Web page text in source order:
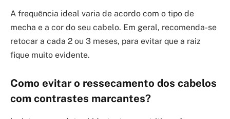
A frequência ideal varia de acordo com o tipo de
mecha e a cor do seu cabelo. Em geral, recomenda-se
retocar a cada 2 ou 3 meses, para evitar que a raiz
fique muito evidente.
Como evitar o ressecamento dos cabelos
com contrastes marcantes?